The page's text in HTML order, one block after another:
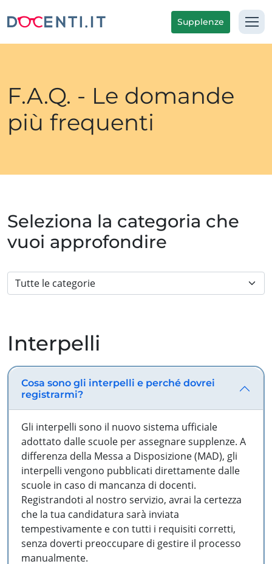
Supplenze
F.A.Q. - Le domande
più frequenti
Seleziona la categoria che
vuoi approfondire
Interpelli
Cosa sono gli interpelli e perché dovrei
registrarmi?
Gli interpelli sono il nuovo sistema ufficiale
adottato dalle scuole per assegnare supplenze. A
differenza della Messa a Disposizione (MAD), gli
interpelli vengono pubblicati direttamente dalle
scuole in caso di mancanza di docenti.
Registrandoti al nostro servizio, avrai la certezza
che la tua candidatura sarà inviata
tempestivamente e con tutti i requisiti corretti,
senza doverti preoccupare di gestire il processo
manualmente.